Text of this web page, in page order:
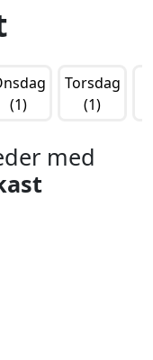
(1)
Torsdag
(1)
med